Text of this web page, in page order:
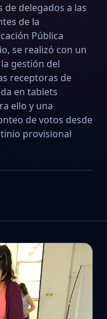
de delegados a las
de la
Pública
se realizó con un
gestión del
receptoras de
en tablets
ello y una
de votos desde
provisional